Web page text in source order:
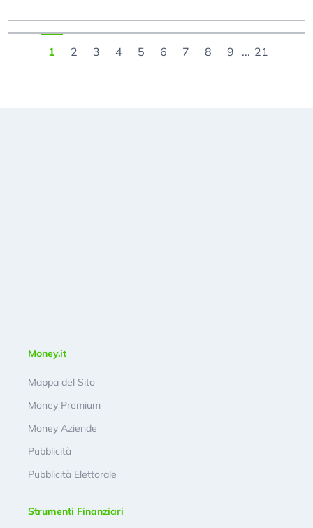
1 2 3 4 5 6 7 8 9 ... 21
Money.it
Mappa del Sito
Money Premium
Money Aziende
Pubblicità
Pubblicità Elettorale
Strumenti Finanziari